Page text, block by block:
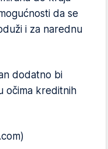
da se
i za narednu
dodatno bi
očima kreditnih